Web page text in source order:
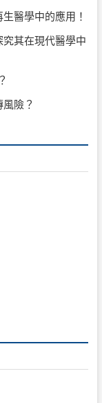
醫學中的應用！
其在現代醫學中
險？